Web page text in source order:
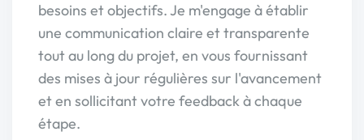
besoins et objectifs. Je m'engage à établir
une communication claire et transparente
tout au long du projet, en vous fournissant
des mises à jour régulières sur l'avancement
et en sollicitant votre feedback à chaque
étape.